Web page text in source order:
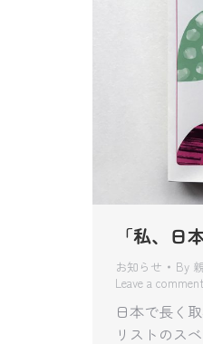
「私、日
お知らせ By
Leave a comment
日本で長く
リストのス